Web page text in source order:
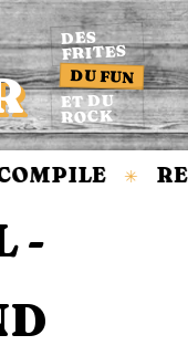
DES
FRITES
DU FUN
ET DU
ROCK
✳
-